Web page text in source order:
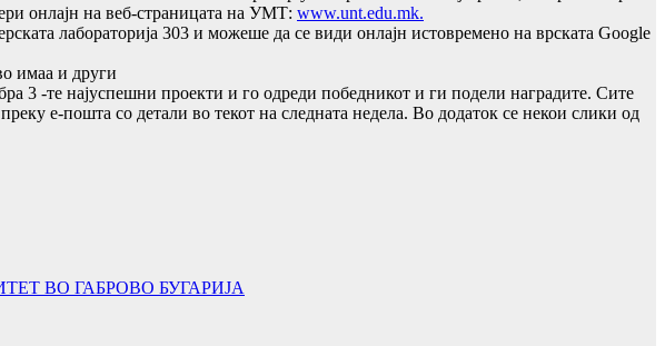
онлајн на веб-страницата на УМТ: www.unt.edu.mk.
лабораторија 303 и можеше да се види онлајн истовремено на врската Google
имаа и други
3 -те најуспешни проекти и го одреди победникот и ги подели наградите. Сите
е-пошта со детали во текот на следната недела. Во додаток се некои слики од
ВО ГАБРОВО БУГАРИЈА